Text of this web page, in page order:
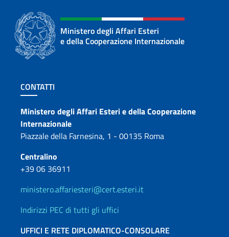
Ministero degli Affari Esteri
e della Cooperazione Internazionale
Sezione footer
CONTATTI
Contatti
Ministero degli Affari Esteri e della Cooperazione
Internazionale
Piazzale della Farnesina, 1 - 00135 Roma
Centralino
+39 06 36911
ministero.affariesteri@cert.esteri.it
Indirizzi PEC di tutti gli uffici
UFFICI E RETE DIPLOMATICO-CONSOLARE